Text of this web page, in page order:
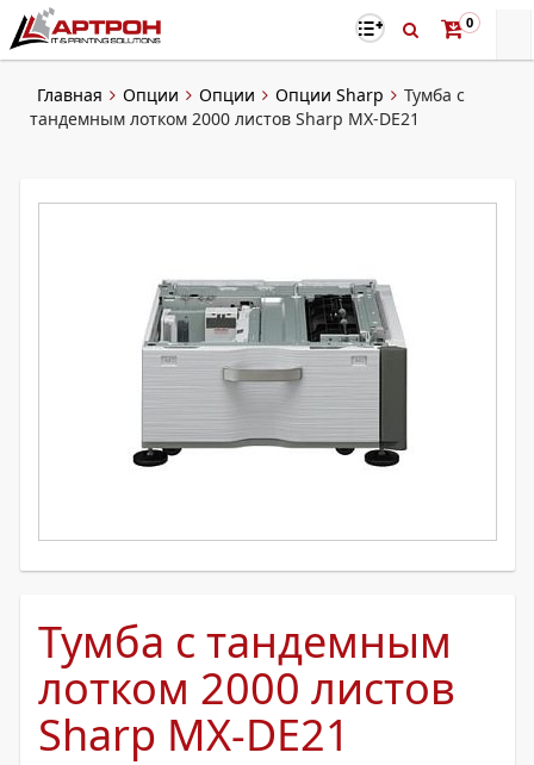
0
Главная Опции Опции Опции Sharp
Тумба с
тандемным лотком 2000 листов Sharp MX-DE21
Тумба с тандемным
лотком 2000 листов
Sharp MX-DE21